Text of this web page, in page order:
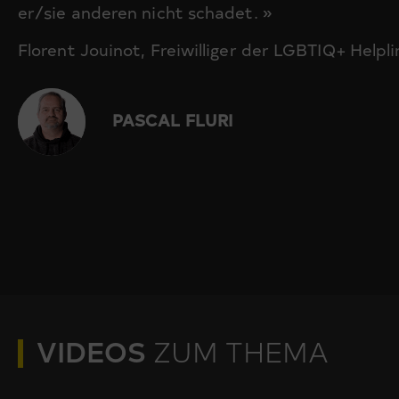
er/sie anderen nicht schadet. »
Florent Jouinot, Freiwilliger der LGBTIQ+
PASCAL FLURI
VIDEOS ZUM THEMA